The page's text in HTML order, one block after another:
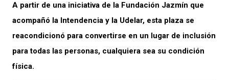
A partir de una iniciativa de la Fundación Jazmín que
acompañó la Intendencia y la Udelar, esta plaza se
reacondicionó para convertirse en un lugar de inclusión
para todas las personas, cualquiera sea su condición
física.